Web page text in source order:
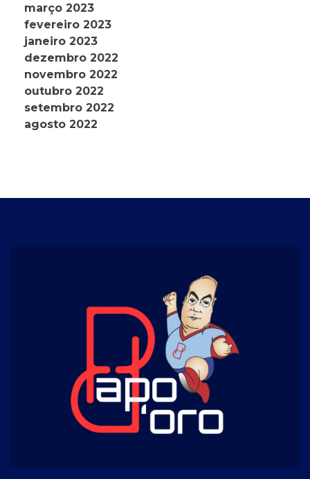
março 2023
fevereiro 2023
janeiro 2023
dezembro 2022
novembro 2022
outubro 2022
setembro 2022
agosto 2022